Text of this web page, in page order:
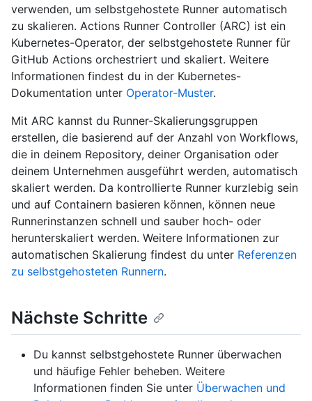
verwenden, um selbstgehostete Runner automatisch
zu skalieren. Actions Runner Controller (ARC) ist ein
Kubernetes-Operator, der selbstgehostete Runner für
GitHub Actions orchestriert und skaliert. Weitere
Informationen findest du in der Kubernetes-
Dokumentation unter Operator-Muster.
Mit ARC kannst du Runner-Skalierungsgruppen
erstellen, die basierend auf der Anzahl von Workflows,
die in deinem Repository, deiner Organisation oder
deinem Unternehmen ausgeführt werden, automatisch
skaliert werden. Da kontrollierte Runner kurzlebig sein
und auf Containern basieren können, können neue
Runnerinstanzen schnell und sauber hoch- oder
herunterskaliert werden. Weitere Informationen zur
automatischen Skalierung findest du unter Referenzen
zu selbstgehosteten Runnern.
Nächste Schritte
Du kannst selbstgehostete Runner überwachen
und häufige Fehler beheben. Weitere
Informationen finden Sie unter Überwachen und